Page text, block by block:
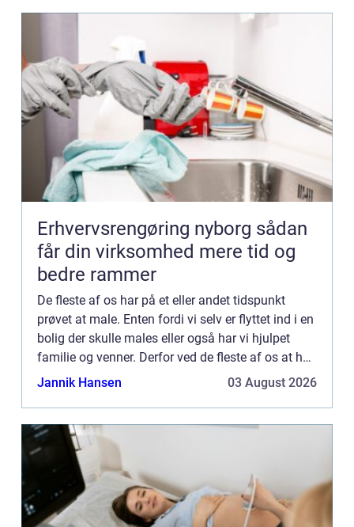
Erhvervsrengøring nyborg sådan
får din virksomhed mere tid og
bedre rammer
De fleste af os har på et eller andet tidspunkt
prøvet at male. Enten fordi vi selv er flyttet ind i en
bolig der skulle males eller også har vi hjulpet
familie og venner. Derfor ved de fleste af os at helt
så nemt er det ikke at male. Uanset hvor me...
Jannik Hansen 03 August 2026